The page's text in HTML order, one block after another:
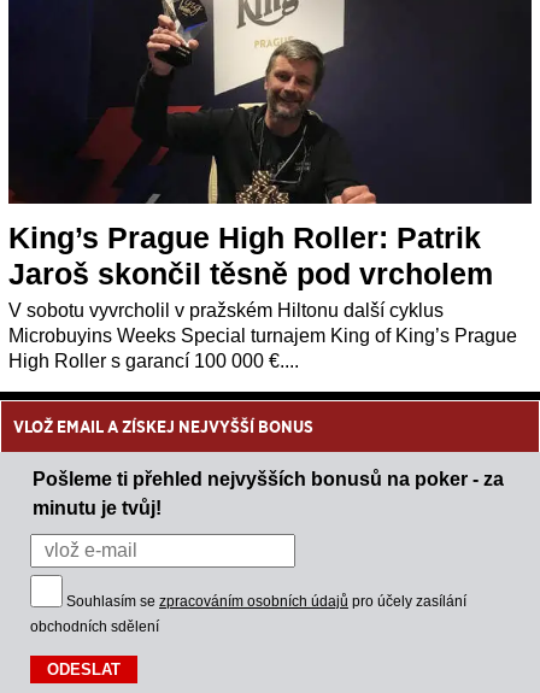
King’s Prague High Roller: Patrik
Jaroš skončil těsně pod vrcholem
V sobotu vyvrcholil v pražském Hiltonu další cyklus
Microbuyins Weeks Special turnajem King of King’s Prague
High Roller s garancí 100 000 €....
VLOŽ EMAIL A ZÍSKEJ NEJVYŠŠÍ BONUS
Pošleme ti přehled nejvyšších bonusů na poker - za
minutu je tvůj!
Souhlasím se zpracováním osobních údajů pro účely zasílání
obchodních sdělení